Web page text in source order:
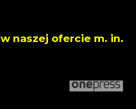
w naszej ofercie m. in.